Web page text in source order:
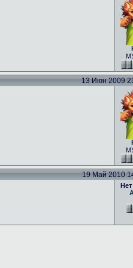
13 Июн 2009
19 Май 2010
Нет